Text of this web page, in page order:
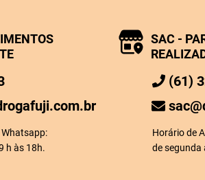
h às 18h.
SAC -
(61)
Horário de
de segunda